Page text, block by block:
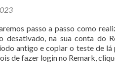
passo a passo como
desativado, na sua conta do
antigo e copiar o teste de lá
de fazer login no Remark,